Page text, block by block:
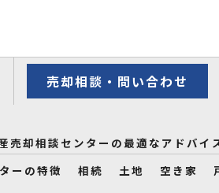
売却相談・問い合わせ
売却相談センターの最適なアドバイ
ーの特徴 相続 土地 空き家